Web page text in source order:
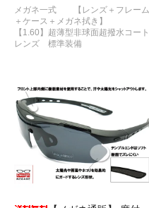
メガネ一式 【レンズ＋フレーム
＋ケース＋メガネ拭き】
【1.60】超薄型非球面超撥水コート
レンズ 標準装備